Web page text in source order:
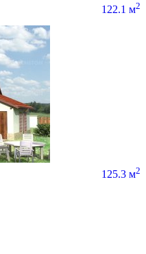
122.1 м2
125.3 м2